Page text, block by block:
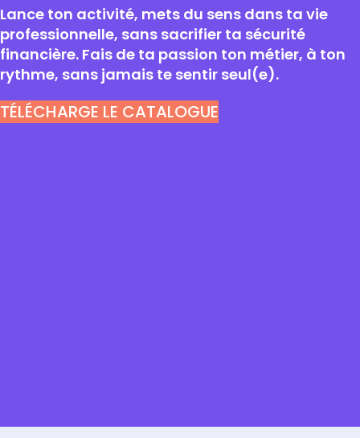
Lance ton activité, mets du sens dans ta vie
professionnelle, sans sacrifier ta sécurité
financière. Fais de ta passion ton métier, à ton
rythme, sans jamais te sentir seul(e).
TÉLÉCHARGE LE CATALOGUE